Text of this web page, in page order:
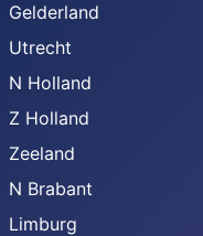
Gelderland
Utrecht
N Holland
Z Holland
Zeeland
N Brabant
Limburg